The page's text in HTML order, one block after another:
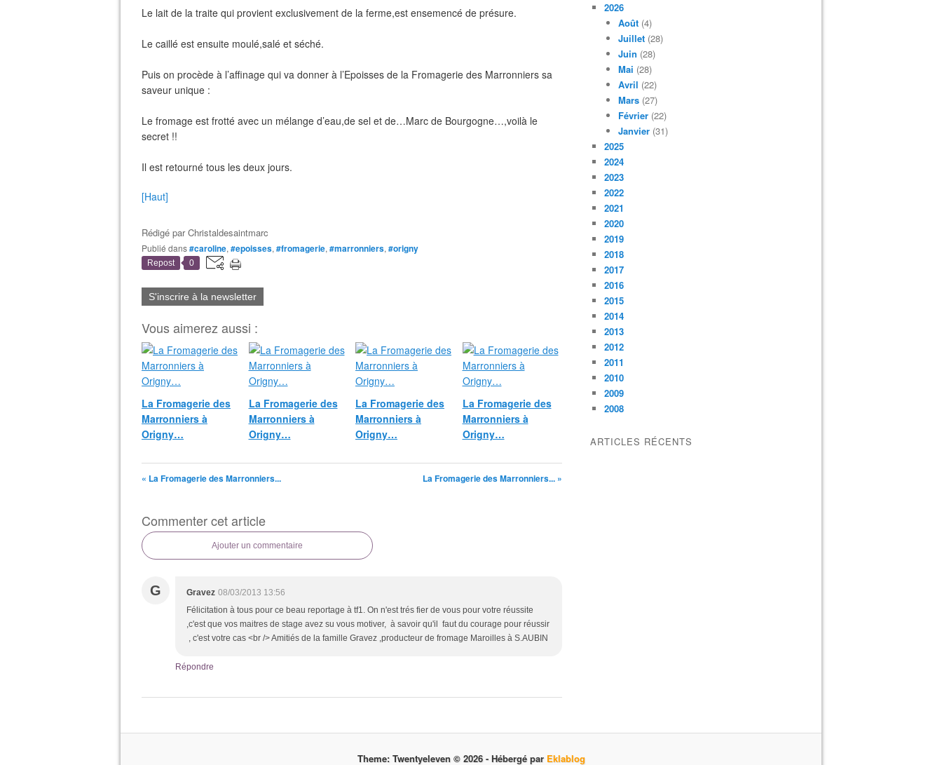
Le lait de la traite qui provient exclusivement de la ferme,est ensemencé de présure.
Le caillé est ensuite moulé,salé et séché.
Puis on procède à l’affinage qui va donner à l’Epoisses de la Fromagerie des Marronniers sa
saveur unique :
Le fromage est frotté avec un mélange d’eau,de sel et de…Marc de Bourgogne…,voilà le
secret !!
Il est retourné tous les deux jours.
[Haut]
Rédigé parChristaldesaintmarc
Publié dans#caroline, #epoisses, #fromagerie, #marronniers, #origny
Repost 0
S'inscrire à la newsletter
Vous aimerez aussi :
La Fromagerie des
Marronniers à
Origny…
La Fromagerie des
Marronniers à
Origny…
La Fromagerie des
Marronniers à
Origny…
La Fromagerie des
Marronniers à
Origny…
« La Fromagerie des Marronniers... La Fromagerie des Marronniers... »
Commenter cet article
Ajouter un commentaire
G Gravez 08/03/2013 13:56
Félicitation à tous pour ce beau reportage à tf1. On n'est trés fier de vous pour votre réussite
,c'est que vos maitres de stage avez su vous motiver, à savoir qu'il faut du courage pour réussir
, c'est votre cas <br /> Amitiés de la famille Gravez ,producteur de fromage Maroilles à S.AUBIN
Répondre
2026
Août (4)
Juillet (28)
Juin (28)
Mai (28)
Avril (22)
Mars (27)
Février (22)
Janvier (31)
2025
2024
2023
2022
2021
2020
2019
2018
2017
2016
2015
2014
2013
2012
2011
2010
2009
2008
ARTICLES RÉCENTS
Theme: Twentyeleven © 2026 - Hébergé par Eklablog